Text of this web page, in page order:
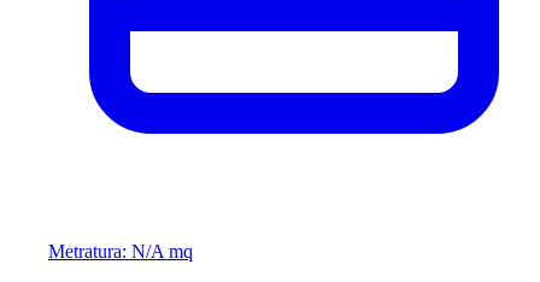
Metratura: N/A mq